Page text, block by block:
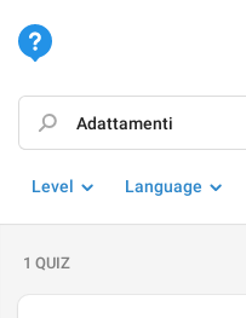
Level Language
1 QUIZ